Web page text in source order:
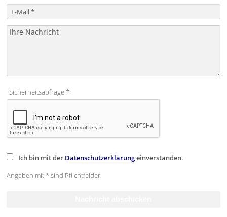
Sicherheitsabfrage *:
Ich bin mit der Datenschutzerklärungeinverstanden.
Angaben mit * sind Pflichtfelder.